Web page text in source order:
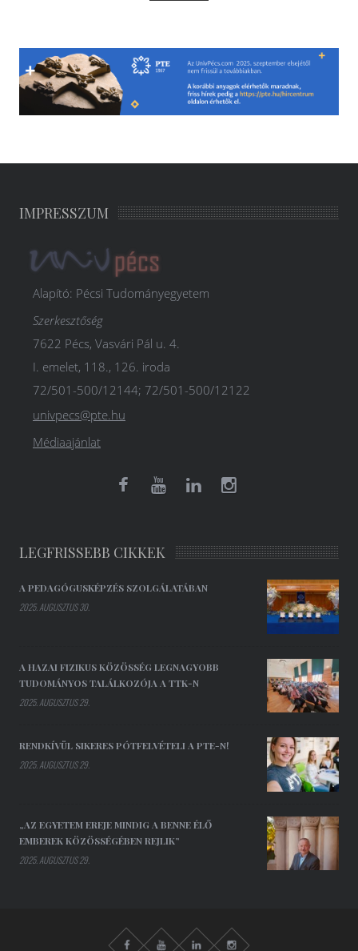
IMPRESSZUM
Alapító: Pécsi Tudományegyetem
Szerkesztőség
7622 Pécs, Vasvári Pál u. 4.
I. emelet, 118., 126. iroda
72/501-500/12144; 72/501-500/12122
univpecs@pte.hu
Médiaajánlat
LEGFRISSEBB CIKKEK
A PEDAGÓGUSKÉPZÉS SZOLGÁLATÁBAN
2025. AUGUSZTUS 30.
A HAZAI FIZIKUS KÖZÖSSÉG LEGNAGYOBB
TUDOMÁNYOS TALÁLKOZÓJA A TTK-N
2025. AUGUSZTUS 29.
RENDKÍVÜL SIKERES PÓTFELVÉTELI A PTE-N!
2025. AUGUSZTUS 29.
„AZ EGYETEM EREJE MINDIG A BENNE ÉLŐ
EMBEREK KÖZÖSSÉGÉBEN REJLIK”
2025. AUGUSZTUS 29.